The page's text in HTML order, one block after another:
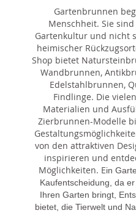
Gartenbrunnen
Menschheit. Sie
Gartenkultur und nicht
heimischer
Shop bietet
Wandbrunnen,
Edelstahlbrunnen,
Findlinge. Die
Materialien und
Zierbrunnen-Modelle
von den attraktiven
inspirieren und
Möglichkeiten. Ein
Kaufentscheidung, da
Ihren Garten bringt,
bietet, die Tierwelt und